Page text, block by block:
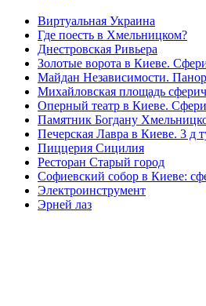
Виртуальная Украина
Где поесть в Хмельницком?
Днестровская Ривьера
Золотые ворота в Киеве.
Майдан Независимости.
Михайловская площадь
Оперный театр в Киеве.
Памятник Богдану
Печерская Лавра в Киеве. 3 д
Пиццерия Сицилия
Ресторан Старый город
Софиевский собор в Киеве:
Электроинструмент
Эрней лаз